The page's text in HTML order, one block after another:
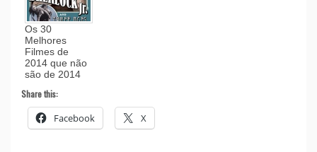
Os 30
Melhores
Filmes de
2014 que não
são de 2014
Share this:
Facebook X